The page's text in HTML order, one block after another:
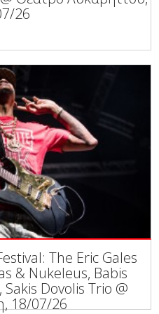
26
The Eric Gales
& Nukeleus, Babis
Dovolis Trio @
18/07/26